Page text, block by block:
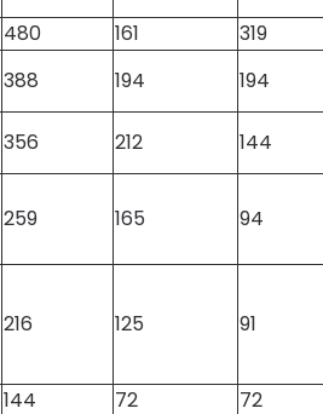
480 161
319
388 194 194
356 212 144
259 165 94
216 125 91
144 72
72